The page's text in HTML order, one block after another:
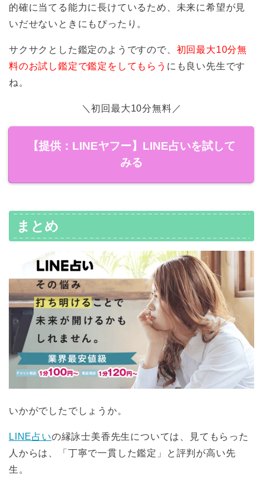
的確に当てる能力に長けているため、未来に希望が見
いだせないときにもぴったり。
サクサクとした鑑定のようですので、 初回最大10分無
料のお試し鑑定で鑑定をしてもらう にも良い先生です
ね。
＼初回最大10分無料／
【提供：LINEヤフー】LINE占いを試して
みる
まとめ
いかがでしたでしょうか。
LINE占いの縁詠士美香先生については、見てもらった
人からは、「丁寧で一貫した鑑定」と評判が高い先
生。